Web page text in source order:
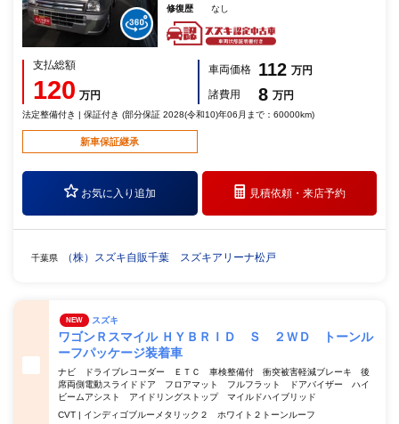
修復歴
なし
支払総額
120 万円
車両価格 112 万円
諸費用
8 万円
法定整備付き | 保証付き (部分保証 2028(令和10)年06月まで：60000km)
新車保証継承
お気に入り追加 見積依頼・来店予約
千葉県 （株）スズキ自販千葉 スズキアリーナ松戸
NEW スズキ
ワゴンＲスマイル ＨＹＢＲＩＤ Ｓ ２ＷＤ トーンル
ーフパッケージ装着車
ナビ ドライブレコーダー ＥＴＣ 車検整備付 衝突被害軽減ブレーキ 後
席両側電動スライドドア フロアマット フルフラット ドアバイザー ハイ
ビームアシスト アイドリングストップ マイルドハイブリッド
CVT | インディゴブルーメタリック２ ホワイト２トーンルーフ